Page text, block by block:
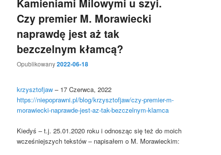
Czy premier M. Morawiecki
naprawdę jest aż tak
bezczelnym kłamcą?
Opublikowany2022-06-18
krzysztofjaw – 17 Czerwca, 2022
https://niepoprawni.pl/blog/krzysztofjaw/czy-premier-m-
morawiecki-naprawde-jest-az-tak-bezczelnym-klamca
Kiedyś – t.j. 25.01.2020 roku i odnosząc się też do moich
wcześniejszych tekstów – napisałem o M. Morawieckim: